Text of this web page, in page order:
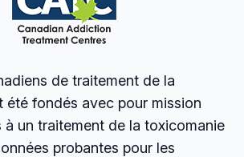
de traitement de la
été fondés avec pour mission
un traitement de la toxicomanie
probantes pour les